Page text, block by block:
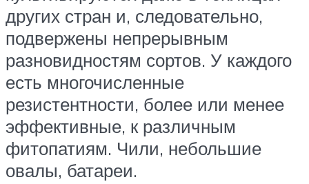
других стран и, следовательно,
подвержены непрерывным
разновидностям сортов. У каждого
есть многочисленные
резистентности, более или менее
эффективные, к различным
фитопатиям. Чили, небольшие
овалы, батареи.